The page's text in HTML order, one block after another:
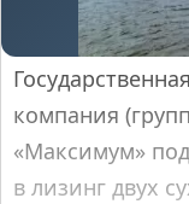
компания
«Максимум»
в лизинг двух